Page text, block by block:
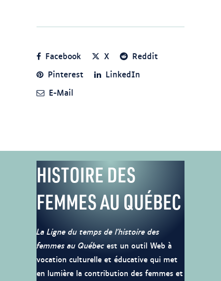
Facebook X
Reddit
Pinterest
LinkedIn
E-Mail
HISTOIRE DES
FEMMES AU QUÉBEC
La Ligne du temps de l’histoire des
femmes au Québec est un outil Web à
vocation culturelle et éducative qui met
en lumière la contribution des femmes et